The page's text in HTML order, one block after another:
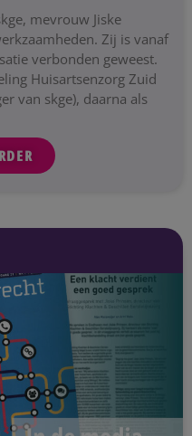
mevrouw Jiske
Zij is vanaf
verbonden geweest.
Huisartsenzorg Zuid
van skge), daarna als